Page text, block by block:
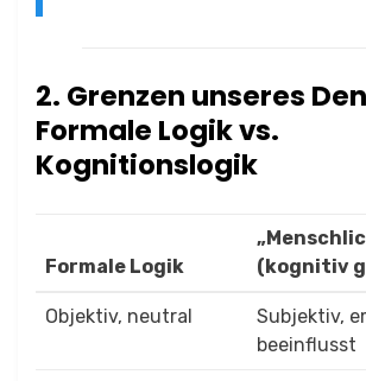
2. Grenzen unseres
Formale Logik vs.
Kognitionslogik
Formale Logik
(kognitiv
Objektiv, neutral
Subjektiv,
beeinflusst